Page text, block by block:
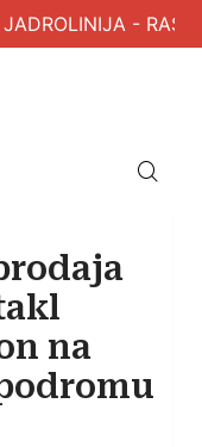
JADROLINIJA -
na